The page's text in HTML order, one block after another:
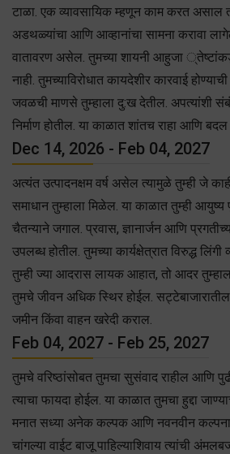
टाळा. एक व्यावसायिक म्हणून काम करत असाल
अडथळ्यांचा आणि आव्हानांचा सामना करावा
वातावरण असेल. तुमच्या शायनी आहुजा
नाही. तुमच्याविरोधात कायदेशीर कारवाई
जवळची माणसे तुम्हाला दु:ख देतील. अपत्यांशी
निर्माण होतील. या काळात शांतच राहा आणि बदल
Dec 14, 2026 - Feb 04, 2027
अत्यंत उत्पादनक्षम वर्ष असेल त्यामुळे तुम्ही जे
समाधान तुम्हाला मिळेल. या काळात तुम्ही
चैतन्याने जगाल. प्रवास, ज्ञानार्जन आणि
उपलब्ध होतील. तुमच्या कार्यक्षेत्रात विरुद्ध
तुम्ही ज्या आदरास लायक आहात, तो आदर
तुमचे जीवन अधिक स्थिर होईल.
जमीन किंवा वाहन खरेदी कराल.
Feb 04, 2027 - Feb 25, 2027
तुमचे वरिष्ठांसोबत तुमचा सुसंवाद राहील आणि
त्याचा फायदा होईल. या काळात तुमचा हुद्दा
मनात सध्या अनेक कल्पक आणि नवनवीन
चांगल्या वाईट बाजू पाहिल्याशिवाय त्यांची